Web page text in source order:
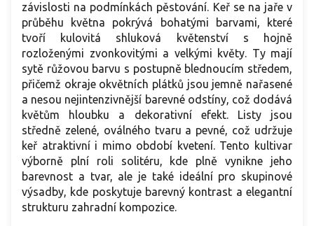
závislosti na podmínkách pěstování. Keř se na jaře v
průběhu května pokrývá bohatými barvami, které
tvoří kulovitá shluková květenství s hojně
rozloženými zvonkovitými a velkými květy. Ty mají
sytě růžovou barvu s postupně blednoucím středem,
přičemž okraje okvětních plátků jsou jemně nařasené
a nesou nejintenzivnější barevné odstíny, což dodává
květům hloubku a dekorativní efekt. Listy jsou
středně zelené, oválného tvaru a pevné, což udržuje
keř atraktivní i mimo období kvetení. Tento kultivar
výborně plní roli solitéru, kde plně vynikne jeho
barevnost a tvar, ale je také ideální pro skupinové
výsadby, kde poskytuje barevný kontrast a elegantní
strukturu zahradní kompozice.